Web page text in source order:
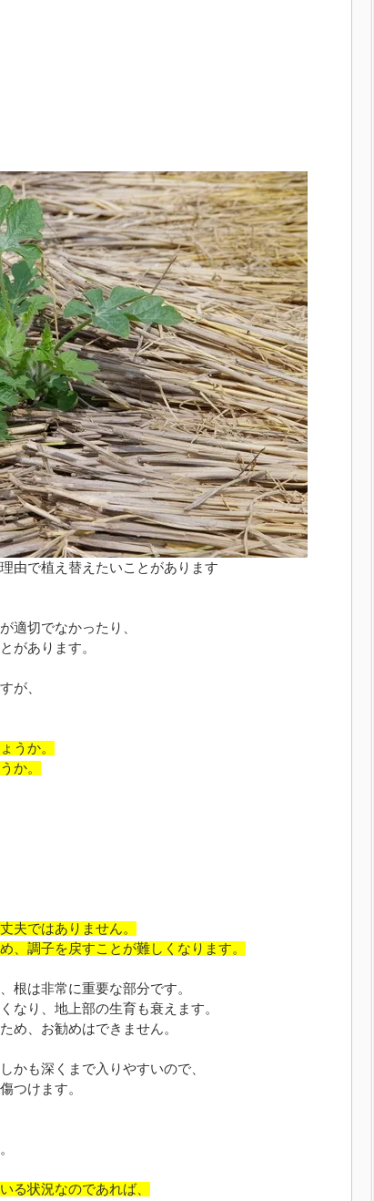
由で植え替えたいことがあります
適切でなかったり、
があります。
が、
うか。
か。
夫ではありません。
、調子を戻すことが難しくなります。
根は非常に重要な部分です。
なり、地上部の生育も衰えます。
め、お勧めはできません。
かも深くまで入りやすいので、
つけます。
る状況なのであれば、